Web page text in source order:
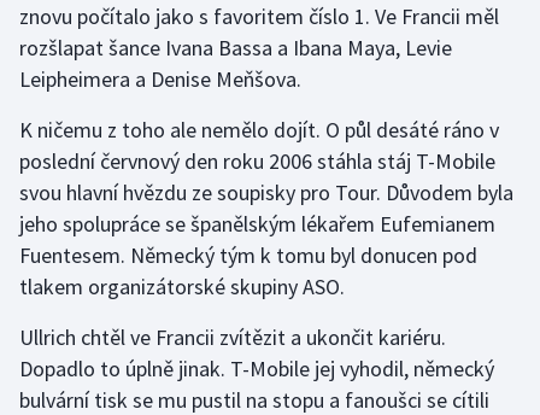
znovu počítalo jako s favoritem číslo 1. Ve Francii měl
rozšlapat šance Ivana Bassa a Ibana Maya, Levie
Leipheimera a Denise Meňšova.
K ničemu z toho ale nemělo dojít. O půl desáté ráno v
poslední červnový den roku 2006 stáhla stáj T-Mobile
svou hlavní hvězdu ze soupisky pro Tour. Důvodem byla
jeho spolupráce se španělským lékařem Eufemianem
Fuentesem. Německý tým k tomu byl donucen pod
tlakem organizátorské skupiny ASO.
Ullrich chtěl ve Francii zvítězit a ukončit kariéru.
Dopadlo to úplně jinak. T-Mobile jej vyhodil, německý
bulvární tisk se mu pustil na stopu a fanoušci se cítili